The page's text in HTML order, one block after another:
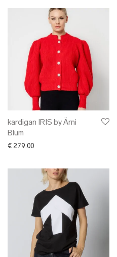
kardigan IRIS by Ärni
Blum
€ 279.00